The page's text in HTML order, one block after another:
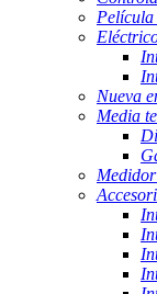
Nueva
Media